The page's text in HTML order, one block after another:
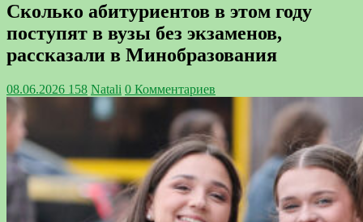
Сколько абитуриентов в этом году
поступят в вузы без экзаменов,
рассказали в Минобразования
08.06.2026 158 Natali 0 Комментариев